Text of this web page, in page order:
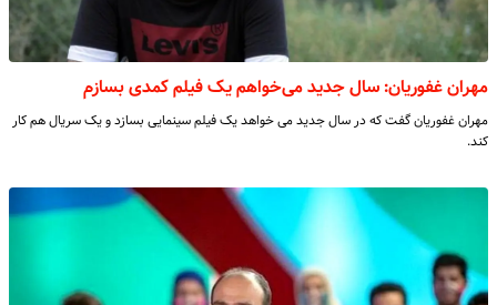
مهران غفوریان: سال جدید می‌خواهم یک فیلم کمدی بسازم
مهران غفوریان گفت که در سال جدید می خواهد یک فیلم سینمایی بسازد و یک سریال هم کار
کند.